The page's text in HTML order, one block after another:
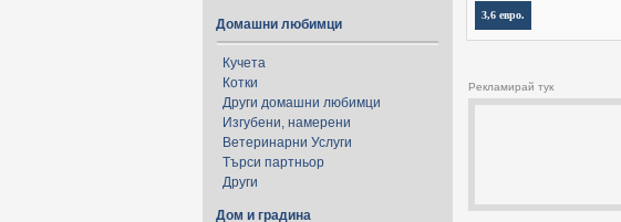
Домашни любимци
Кучета
Котки
Други домашни любимци
Изгубени, намерени
Ветеринарни Услуги
Търси партньор
Други
Дом и градина
3,6 евро.
Рекламирай тук